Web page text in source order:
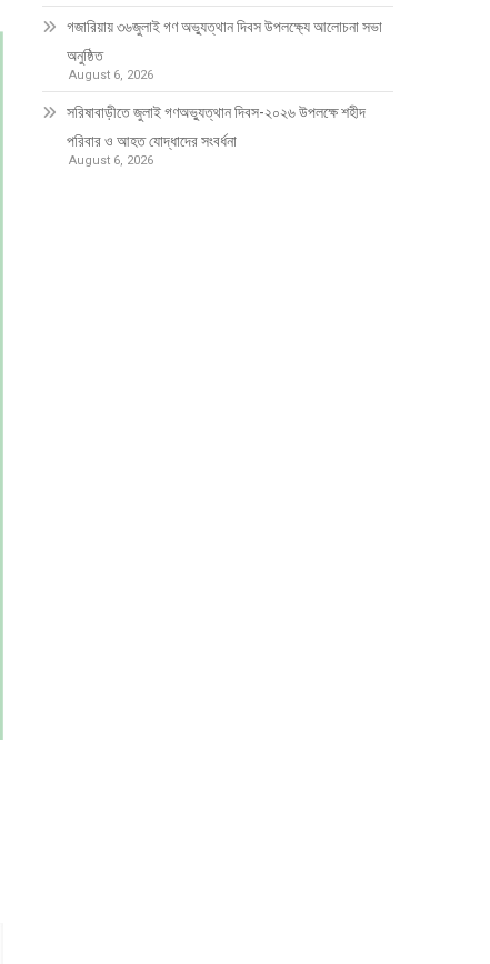
গজারিয়ায় ৩৬জুলাই গণ অভ্যুত্থান দিবস উপলক্ষ্যে আলোচনা সভা
অনুষ্ঠিত
August 6, 2026
সরিষাবাড়ীতে জুলাই গণঅভ্যুত্থান দিবস-২০২৬ উপলক্ষে শহীদ
পরিবার ও আহত যোদ্ধাদের সংবর্ধনা
August 6, 2026